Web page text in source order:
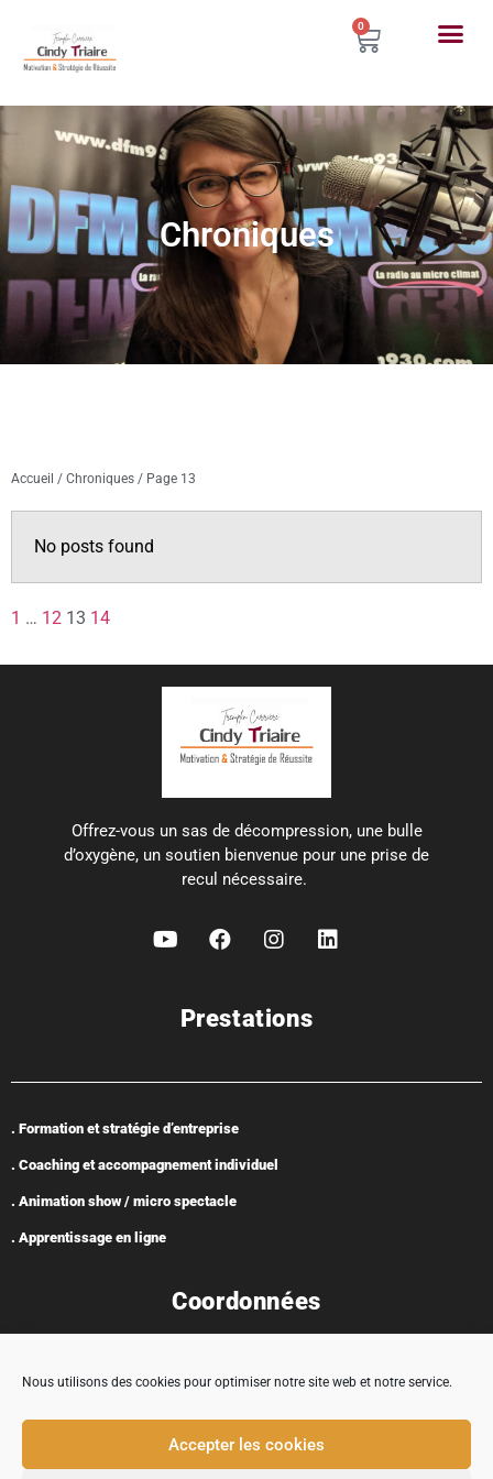
Nous utilisons des cookies pour optimiser notre site web et notre service.
Accepter les cookies
0
Chroniques
Accueil / Chroniques / Page 13
No posts found
1 … 12 13 14
Offrez-vous un sas de décompression, une bulle
d’oxygène, un soutien bienvenue pour une prise de
recul nécessaire.
Prestations
. Formation et stratégie d’entreprise
. Coaching et accompagnement individuel
. Animation show / micro spectacle
. Apprentissage en ligne
Coordonnées
Adresse : 5 rue Encabane, 32430 Cologne
contact@tremplincarriere.com